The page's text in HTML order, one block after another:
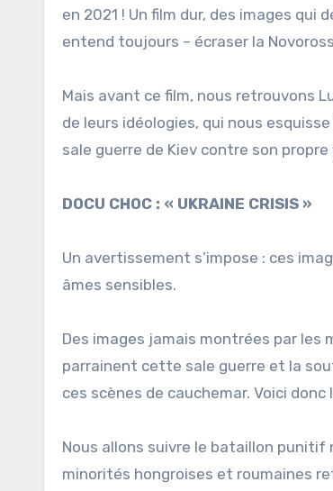
en 2021 ! Un film dur, des images qui
entend toujours – écraser la
Mais avant ce film, nous retrouvons
de leurs idéologies, qui nous
sale guerre de Kiev contre son propre
DOCU CHOC : « UKRAINE CRISIS »
Un avertissement s’impose : ces
âmes sensibles.
Des images jamais montrées par les
parrainent cette sale guerre et la
ces scènes de cauchemar. Voici
Nous allons suivre le bataillon punitif
minorités hongroises et roumaines